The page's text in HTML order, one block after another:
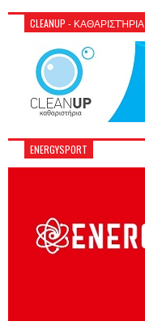
CLEANUP - ΚΑΘΑΡΙΣΤΉΡΙΑ
ENERGYSPORT